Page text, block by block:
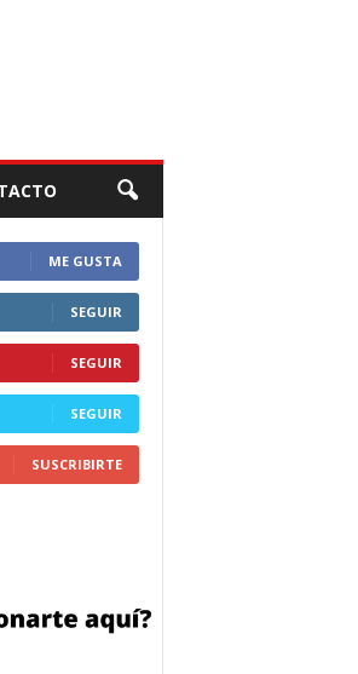
ME GUSTA
SEGUIR
SEGUIR
SEGUIR
SUSCRIBIRTE